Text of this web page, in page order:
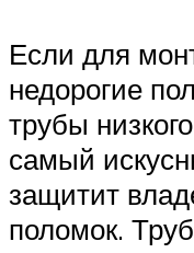
Если для
недорогие
трубы
самый
защитит
поломок.